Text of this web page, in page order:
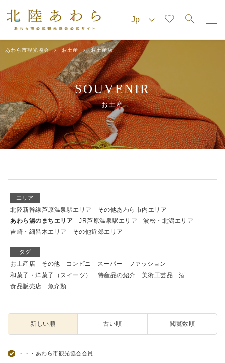
あわら市観光協会 お土産 お土産店
SOUVENIR
お土産
エリア
北陸新幹線芦原温泉駅エリア
その他あわら市内エリア
あわら湯のまちエリア
JR芦原温泉駅エリア
波松・北潟エリア
吉崎・細呂木エリア
その他近郊エリア
タグ
お土産店 その他 コンビニ スーパー
ファッション
和菓子・洋菓子（スイーツ）
特産品の紹介 美術工芸品
酒
食品販売店
魚介類
新しい順 古い順 閲覧数順
・・・あわら市観光協会会員